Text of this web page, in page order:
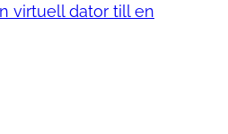
virtuell dator till en